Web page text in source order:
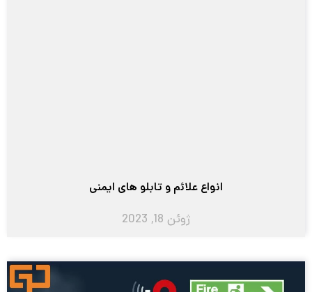
انواع علائم و تابلو های ایمنی
ژوئن 18, 2023